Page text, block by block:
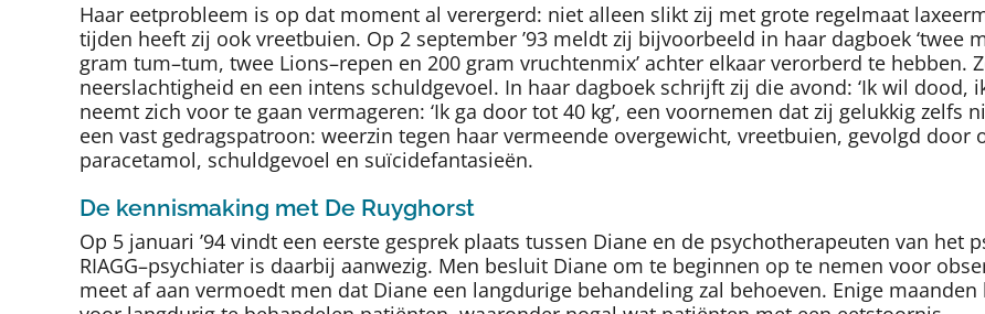
Haar eetprobleem is op dat moment al verergerd: niet alleen slikt zij met grote regelmaat
tijden heeft zij ook vreetbuien. Op 2 september ’93 meldt zij bijvoorbeeld in haar dagboek ‘twee
gram tum–tum, twee Lions–repen en 200 gram vruchtenmix’ achter elkaar verorberd te hebben.
neerslachtigheid en een intens schuldgevoel. In haar dagboek schrijft zij die avond: ‘Ik wil dood,
neemt zich voor te gaan vermageren: ‘Ik ga door tot 40 kg’, een voornemen dat zij gelukkig
een vast gedragspatroon: weerzin tegen haar vermeende overgewicht, vreetbuien, gevolgd
paracetamol, schuldgevoel en suïcidefantasieën.
De kennismaking met De Ruyghorst
Op 5 januari ’94 vindt een eerste gesprek plaats tussen Diane en de psychotherapeuten van het
RIAGG–psychiater is daarbij aanwezig. Men besluit Diane om te beginnen op te nemen voor
meet af aan vermoedt men dat Diane een langdurige behandeling zal behoeven. Enige